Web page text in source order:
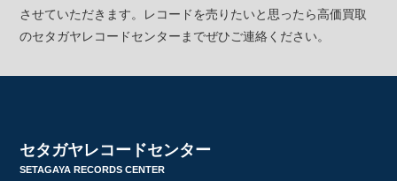
させていただきます。レコードを売りたいと思ったら高価買取
のセタガヤレコードセンターまでぜひご連絡ください。
セタガヤレコードセンター
SETAGAYA RECORDS CENTER